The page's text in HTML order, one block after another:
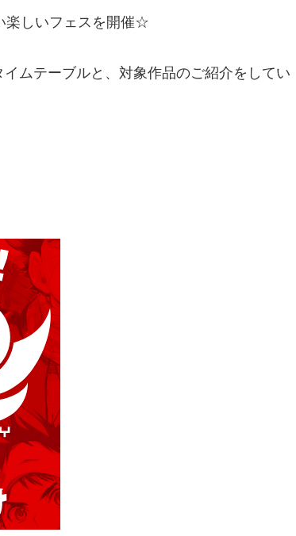
楽しいフェスを開催☆
ムテーブルと、対象作品のご紹介をしてい